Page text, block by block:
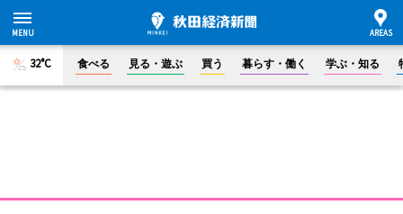
32°C 食べる 見る・遊ぶ 買う 暮らす・働く 学ぶ・知る